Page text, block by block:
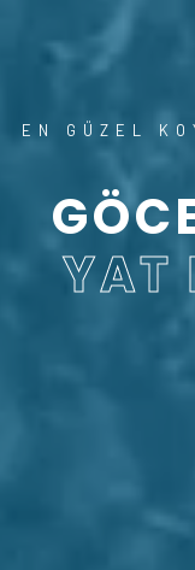
EN GÜZEL
YAT